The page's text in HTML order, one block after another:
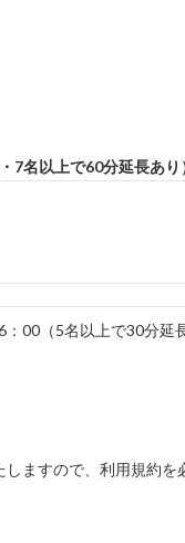
名以上で60分延長あり
00（5名以上で30分延
ますので、利用規約を